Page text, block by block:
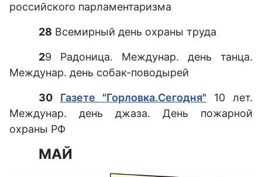
российского парламентаризма
28 Всемирный день охраны труда
29 Радоница. Междунар. день танца.
Междунар. день собак-поводырей
30 Газете "Горловка.Сегодня" 10 лет.
Междунар. день джаза. День пожарной
охраны РФ
МАЙ